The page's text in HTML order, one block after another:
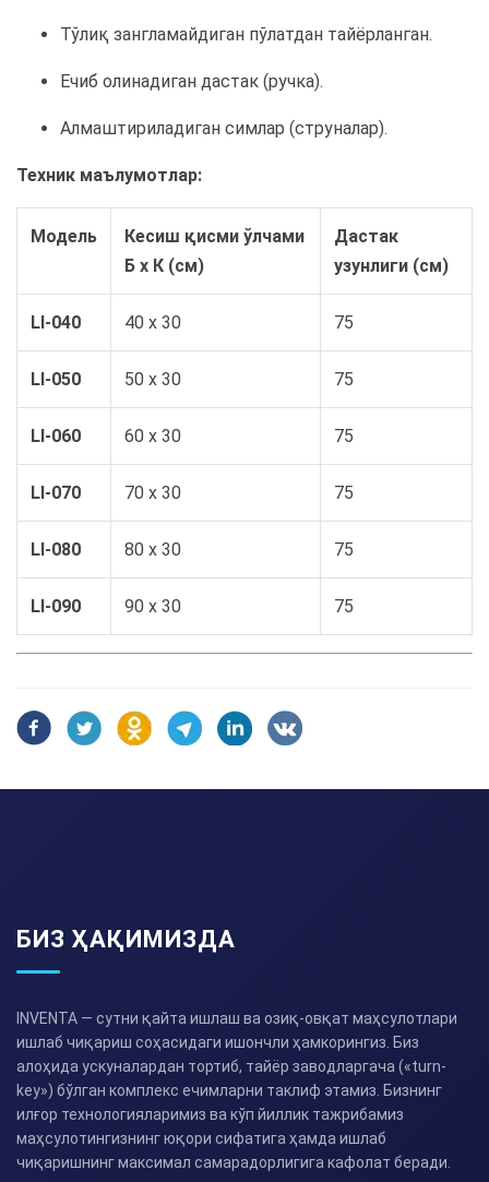
Тўлиқ зангламайдиган пўлатдан тайёрланган.
Ечиб олинадиган дастак (ручка).
Алмаштириладиган симлар (струналар).
Техник маълумотлар:
Модель
Кесиш қисми ўлчами
Б x К (см)
Дастак
узунлиги (см)
LI-040 40 x 30 75
LI-050 50 x 30 75
LI-060 60 x 30 75
LI-070 70 x 30 75
LI-080 80 x 30 75
LI-090 90 x 30 75
БИЗ ҲАҚИМИЗДА
INVENTA — сутни қайта ишлаш ва озиқ-овқат маҳсулотлари
ишлаб чиқариш соҳасидаги ишончли ҳамкорингиз. Биз
алоҳида ускуналардан тортиб, тайёр заводларгача («turn-
key») бўлган комплекс ечимларни таклиф этамиз. Бизнинг
илғор технологияларимиз ва кўп йиллик тажрибамиз
маҳсулотингизнинг юқори сифатига ҳамда ишлаб
чиқаришнинг максимал самарадорлигига кафолат беради.